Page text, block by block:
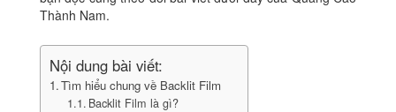
Thành Nam.
Nội dung bài viết:
Tìm hiểu chung về Backlit Film
Backlit Film là gì?